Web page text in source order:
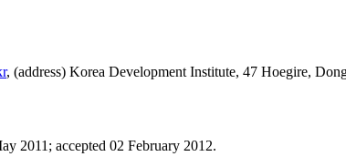
, (address) Korea Development Institute, 47 Hoegire,
2011 ; accepted 02 February 2012.